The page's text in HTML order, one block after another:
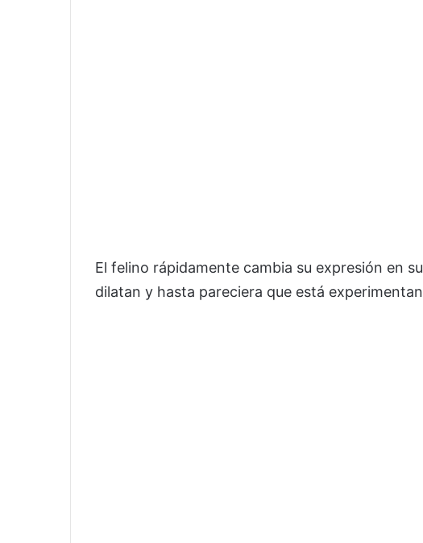
El felino rápidamente cambia su expresión en
dilatan y hasta pareciera que está